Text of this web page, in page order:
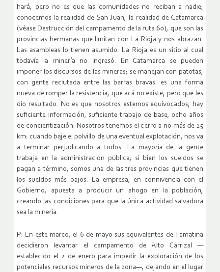
hará, pero no es que las comunidades no reciban a nadie;
conocemos la realidad de San Juan, la realidad de Catamarca
(véase Destrucción del campamento de la ruta 60), que son las
provincias hermanas que limitan con La Rioja y nos abrazan.
Las asambleas lo tienen asumido: La Rioja es un sitio al cual
todavía la minería no ingresó. En Catamarca se pueden
imponer los discursos de las mineras; se manejan con patotas,
con gente reclutada entre las barras bravas: es una forma
nueva de romper la resistencia, que acá no existe, pero que les
dio resultado. No es que nosotros estemos equivocados; hay
suficiente información, suficiente trabajo de base, ocho años
de concientización. Nosotros tenemos el cerro a no más de 15
km: cuando baje el polvillo de una eventual explotación, nos va
a terminar perjudicando a todos. La mayoría de la gente
trabaja en la administración pública; si bien los sueldos se
pagan a término, somos una de las tres provincias que tienen
los sueldos más bajos. La empresa, en connivencia con el
Gobierno, apuesta a producir un ahogo en la población,
creando las condiciones para que la única actividad salvadora
sea la minería.
P: En este marco, el 6 de mayo sus equivalentes de Famatina
decidieron levantar el campamento de Alto Carrizal —
establecido el 2 de enero para impedir la exploración de los
potenciales recursos mineros de la zona—, dejando en el lugar